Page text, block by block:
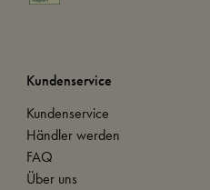
Kundenservice
Kundenservice
Händler werden
FAQ
Über uns